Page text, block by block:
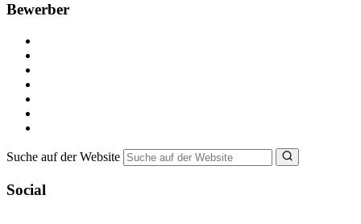
Bewerber
Suche auf der Website
Social